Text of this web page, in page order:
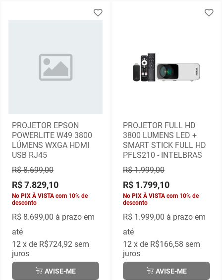
PROJETOR EPSON
POWERLITE W49 3800
LÚMENS WXGA HDMI
USB RJ45
R$ 8.699,00
R$ 7.829,10
No PIX À VISTA com 10% de
desconto
R$ 8.699,00 à prazo em
até
12x de R$724,92sem
juros
AVISE-ME
PROJETOR FULL HD
3800 LUMENS LED +
SMART STICK FULL HD
PFLS210 - INTELBRAS
R$ 1.999,00
R$ 1.799,10
No PIX À VISTA com 10% de
desconto
R$ 1.999,00 à prazo em
até
12x de R$166,58 sem
juros
AVISE-ME